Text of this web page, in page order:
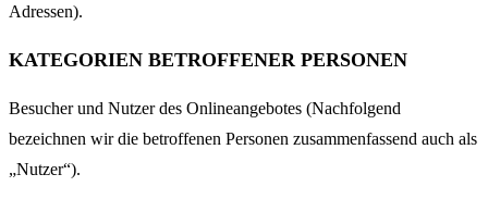
Adressen).
KATEGORIEN BETROFFENER PERSONEN
Besucher und Nutzer des Onlineangebotes (Nachfolgend
bezeichnen wir die betroffenen Personen zusammenfassend auch als
„Nutzer“).